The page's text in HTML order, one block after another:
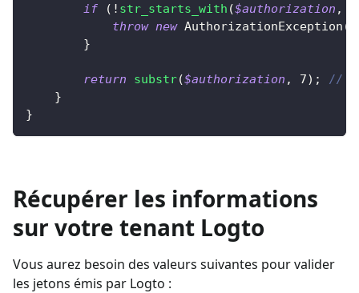
if ( ! str_starts_with ($authorization ,
throw new AuthorizationException (
}
return substr($authorization , 7) ;
//
}
}
Récupérer les informations
sur votre tenant Logto
Vous aurez besoin des valeurs suivantes pour valider
les jetons émis par Logto :